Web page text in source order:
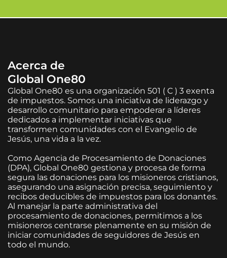
Acerca de
Global One80
Global One80 es una organización 501 ( C ) 3 exenta
de impuestos. Somos una iniciativa de liderazgo y
desarrollo comunitario para empoderar a líderes
dedicados a implementar iniciativas que
transformen comunidades con el Evangelio de
Jesús, una vida a la vez.
Como Agencia de Procesamiento de Donaciones
(DPA), Global One80 gestiona y procesa de forma
segura las donaciones para los misioneros cristianos,
asegurando una asignación precisa, seguimiento y
recibos deducibles de impuestos para los donantes.
Al manejar la parte administrativa del
procesamiento de donaciones, permitimos a los
misioneros centrarse plenamente en su misión de
iniciar comunidades de seguidores de Jesús en
todo el mundo.